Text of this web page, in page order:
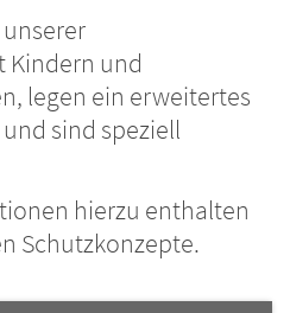
Kindern und
legen ein erweitertes
sind speziell
hierzu enthalten
Schutzkonzepte.